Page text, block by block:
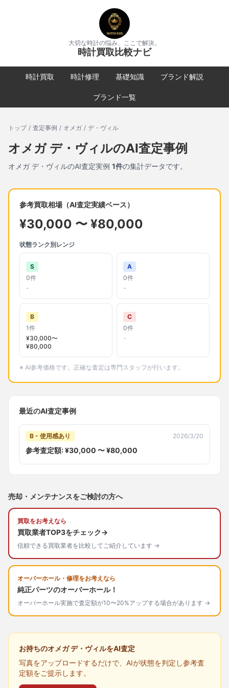
大切な時計の悩み、ここで解決。
時計買取比較ナビ
時計買取 時計修理 基礎知識 ブランド解説
ブランド一覧
トップ / 査定事例 / オメガ / デ・ヴィル
オメガ デ・ヴィルのAI査定事例
オメガ デ・ヴィルのAI査定実例 1件の集計データです。
参考買取相場（AI査定実績ベース）
¥30,000 〜 ¥80,000
状態ランク別レンジ
S
0件
-
A
0件
-
B
1件
¥30,000〜
¥80,000
C
0件
-
※ AI参考価格です。正確な査定は専門スタッフが行います。
最近のAI査定事例
B - 使用感あり 2026/3/20
参考査定額: ¥30,000 〜 ¥80,000
売却・メンテナンスをご検討の方へ
買取をお考えなら
買取業者TOP3をチェック→
信頼できる買取業者を比較してご紹介しています →
オーバーホール・修理をお考えなら
純正パーツのオーバーホール！
オーバーホール実施で査定額が10〜20%アップする場合があります →
お持ちのオメガ デ・ヴィルをAI査定
写真をアップロードするだけで、AIが状態を判定し参考査
定額をご提示します。